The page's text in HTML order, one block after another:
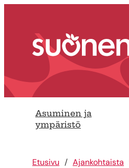
Etusivu
Asuminen ja
ympäristö
Etusivu Ajankohtaista